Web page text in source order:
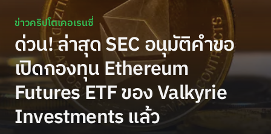
ข่าวคริปโตเคอเรนซี่
ด่วน! ล่าสุด SEC อนุมัติคำขอ
เปิดกองทุน Ethereum
Futures ETF ของ Valkyrie
Investments แล้ว